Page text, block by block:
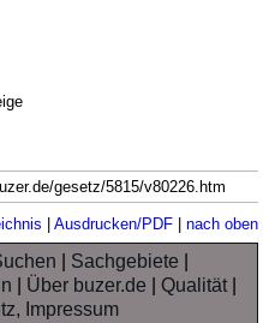
gesetz/5815/v80226.htm
| Ausdrucken/PDF| nach oben
Sachgebiete
Über buzer.de |Qualität|
Impressum